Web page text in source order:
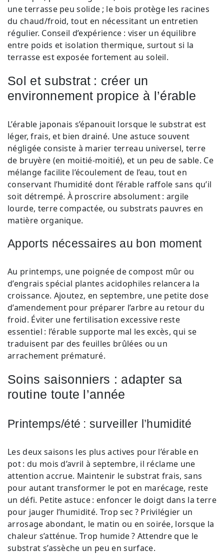
une terrasse peu solide ; le bois protège les racines
du chaud/froid, tout en nécessitant un entretien
régulier. Conseil d’expérience : viser un équilibre
entre poids et isolation thermique, surtout si la
terrasse est exposée fortement au soleil.
Sol et substrat : créer un
environnement propice à l’érable
L’érable japonais s’épanouit lorsque le substrat est
léger, frais, et bien drainé. Une astuce souvent
négligée consiste à marier terreau universel, terre
de bruyère (en moitié-moitié), et un peu de sable. Ce
mélange facilite l’écoulement de l’eau, tout en
conservant l’humidité dont l’érable raffole sans qu’il
soit détrempé. À proscrire absolument : argile
lourde, terre compactée, ou substrats pauvres en
matière organique.
Apports nécessaires au bon moment
Au printemps, une poignée de compost mûr ou
d’engrais spécial plantes acidophiles relancera la
croissance. Ajoutez, en septembre, une petite dose
d’amendement pour préparer l’arbre au retour du
froid. Éviter une fertilisation excessive reste
essentiel : l’érable supporte mal les excès, qui se
traduisent par des feuilles brûlées ou un
arrachement prématuré.
Soins saisonniers : adapter sa
routine toute l’année
Printemps/été : surveiller l’humidité
Les deux saisons les plus actives pour l’érable en
pot : du mois d’avril à septembre, il réclame une
attention accrue. Maintenir le substrat frais, sans
pour autant transformer le pot en marécage, reste
un défi. Petite astuce : enfoncer le doigt dans la terre
pour jauger l’humidité. Trop sec ? Privilégier un
arrosage abondant, le matin ou en soirée, lorsque la
chaleur s’atténue. Trop humide ? Attendre que le
substrat s’assèche un peu en surface.